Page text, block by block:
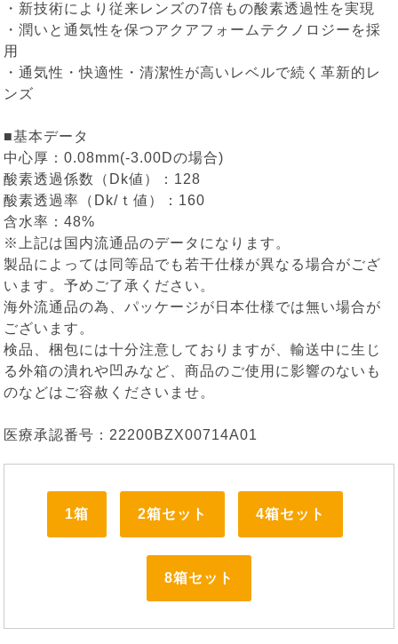
・新技術により従来レンズの7倍もの酸素透過性を実現
・潤いと通気性を保つアクアフォームテクノロジーを採
用
・通気性・快適性・清潔性が高いレベルで続く革新的レ
ンズ
■基本データ
中心厚：0.08mm(-3.00Dの場合)
酸素透過係数（Dk値）：128
酸素透過率（Dk/ｔ値）：160
含水率：48%
※上記は国内流通品のデータになります。
製品によっては同等品でも若干仕様が異なる場合がござ
います。予めご了承ください。
海外流通品の為、パッケージが日本仕様では無い場合が
ございます。
検品、梱包には十分注意しておりますが、輸送中に生じ
る外箱の潰れや凹みなど、商品のご使用に影響のないも
のなどはご容赦くださいませ。
医療承認番号：22200BZX00714A01
1箱 2箱セット 4箱セット
8箱セット